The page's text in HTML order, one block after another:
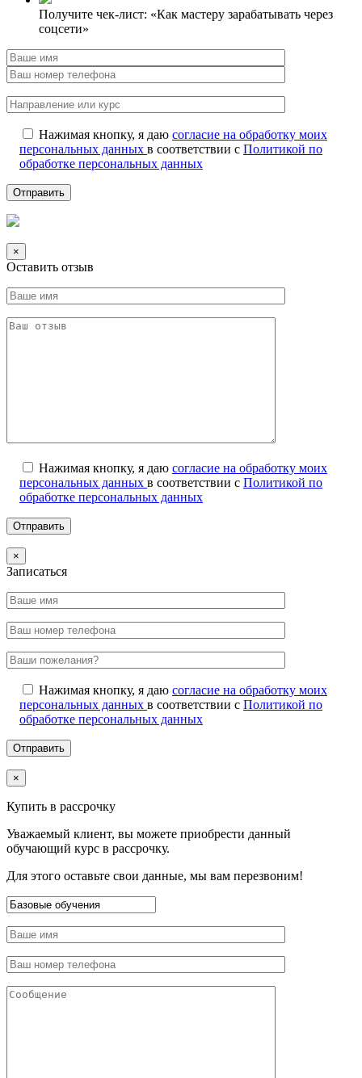
Получите чек-лист: «Как мастеру зарабатывать через
соцсети»
Нажимая кнопку, я даю согласие на обработку моих
персональных данных в соответствии с Политикой по
обработке персональных данных
×
Оставить отзыв
Нажимая кнопку, я даю согласие на обработку моих
персональных данных в соответствии с Политикой по
обработке персональных данных
×
Записаться
Нажимая кнопку, я даю согласие на обработку моих
персональных данных в соответствии с Политикой по
обработке персональных данных
×
Купить в рассрочку
Уважаемый клиент, вы можете приобрести данный
обучающий курс в рассрочку.
Для этого оставьте свои данные, мы вам перезвоним!